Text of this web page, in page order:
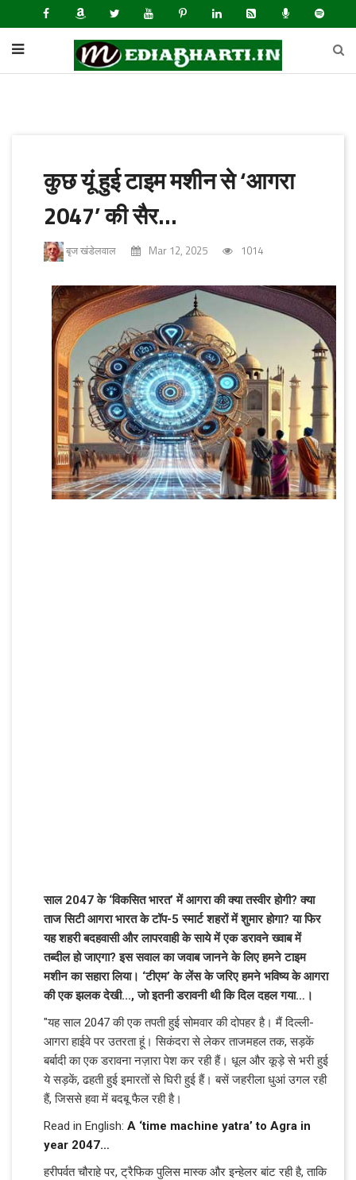
कुछ यूं हुई टाइम मशीन से ‘आगरा
2047’ की सैर...
बृज खंडेलवाल Mar 12, 2025 1014
साल 2047 के ‘विकसित भारत’ में आगरा की क्या तस्वीर होगी? क्या
ताज सिटी आगरा भारत के टॉप-5 स्मार्ट शहरों में शुमार होगा? या फिर
यह शहरी बदहवासी और लापरवाही के साये में एक डरावने ख्वाब में
तब्दील हो जाएगा? इस सवाल का जवाब जानने के लिए हमने टाइम
मशीन का सहारा लिया। ‘टीएम’ के लेंस के जरिए हमने भविष्य के आगरा
की एक झलक देखी..., जो इतनी डरावनी थी कि दिल दहल गया…।
"यह साल 2047 की एक तपती हुई सोमवार की दोपहर है। मैं दिल्ली-
आगरा हाईवे पर उतरता हूं। सिकंदरा से लेकर ताजमहल तक, सड़कें
बर्बादी का एक डरावना नज़ारा पेश कर रही हैं। धूल और कूड़े से भरी हुई
ये सड़कें, ढहती हुई इमारतों से घिरी हुई हैं। बसें जहरीला धुआं उगल रही
हैं, जिससे हवा में बदबू फैल रही है।
Read in English: A ‘time machine yatra’ to Agra in
year 2047…
हरीपर्वत चौराहे पर, ट्रैफिक पुलिस मास्क और इन्हेलर बांट रही है, ताकि